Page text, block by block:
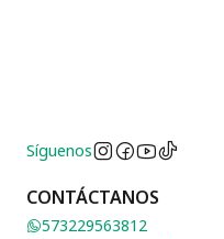
Síguenos
CONTÁCTANOS
573229563812